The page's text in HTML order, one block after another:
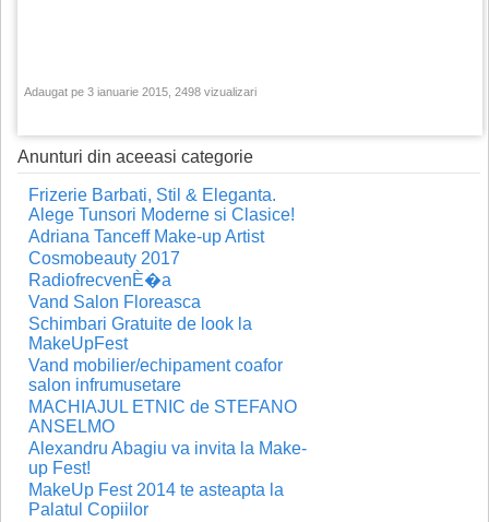
Adaugat pe 3 ianuarie 2015, 2498 vizualizari
Anunturi din aceeasi categorie
Frizerie Barbati, Stil & Eleganta.
Alege Tunsori Moderne si Clasice!
Adriana Tanceff Make-up Artist
Cosmobeauty 2017
RadiofrecvenÈ�a
Vand Salon Floreasca
Schimbari Gratuite de look la
MakeUpFest
Vand mobilier/echipament coafor
salon infrumusetare
MACHIAJUL ETNIC de STEFANO
ANSELMO
Alexandru Abagiu va invita la Make-
up Fest!
MakeUp Fest 2014 te asteapta la
Palatul Copiilor